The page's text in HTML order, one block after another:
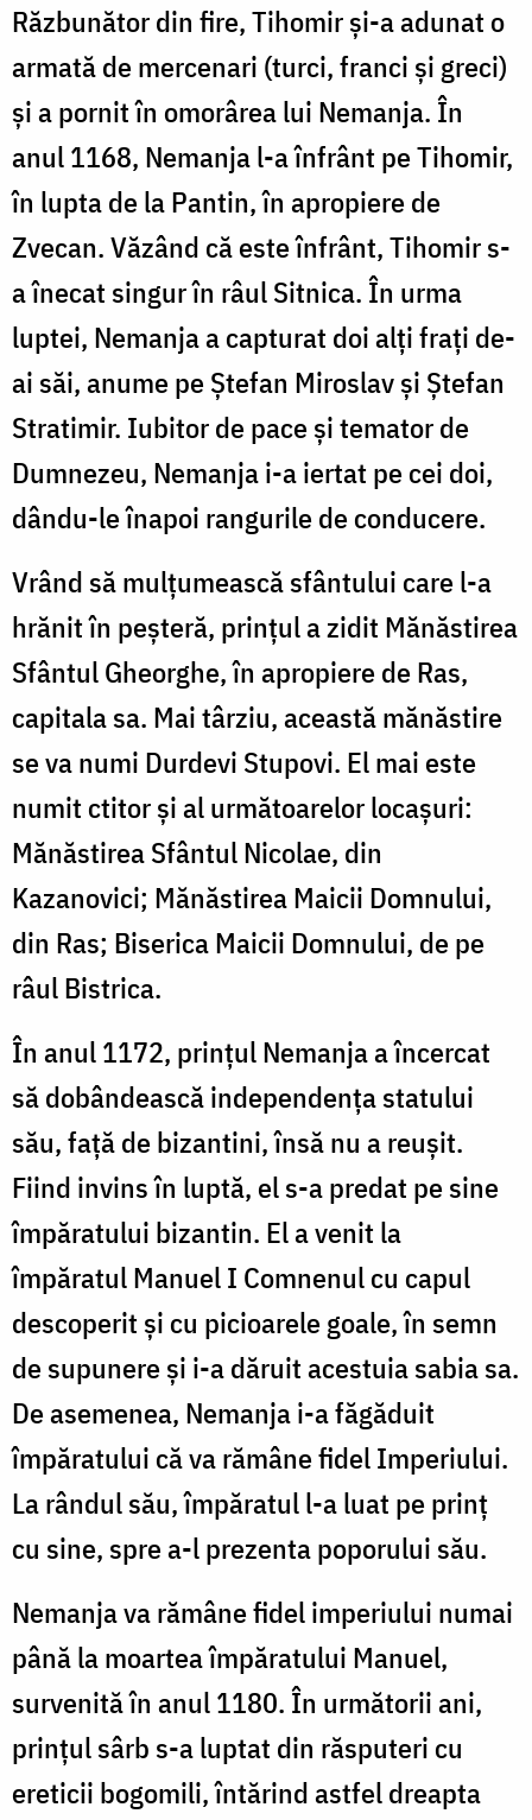
Răzbunător din fire, Tihomir și-a adunat o
armată de mercenari (turci, franci și greci)
și a pornit în omorârea lui Nemanja. În
anul 1168, Nemanja l-a înfrânt pe Tihomir,
în lupta de la Pantin, în apropiere de
Zvecan. Văzând că este înfrânt, Tihomir s-
a înecat singur în râul Sitnica. În urma
luptei, Nemanja a capturat doi alți frați de-
ai săi, anume pe Ștefan Miroslav și Ștefan
Stratimir. Iubitor de pace și temator de
Dumnezeu, Nemanja i-a iertat pe cei doi,
dându-le înapoi rangurile de conducere.
Vrând să mulțumească sfântului care l-a
hrănit în peșteră, prințul a zidit Mănăstirea
Sfântul Gheorghe, în apropiere de Ras,
capitala sa. Mai târziu, această mănăstire
se va numi Durdevi Stupovi. El mai este
numit ctitor și al următoarelor locașuri:
Mănăstirea Sfântul Nicolae, din
Kazanovici; Mănăstirea Maicii Domnului,
din Ras; Biserica Maicii Domnului, de pe
râul Bistrica.
În anul 1172, prințul Nemanja a încercat
să dobândească independența statului
său, față de bizantini, însă nu a reușit.
Fiind invins în luptă, el s-a predat pe sine
împăratului bizantin. El a venit la
împăratul Manuel I Comnenul cu capul
descoperit și cu picioarele goale, în semn
de supunere și i-a dăruit acestuia sabia sa.
De asemenea, Nemanja i-a făgăduit
împăratului că va rămâne fidel Imperiului.
La rândul său, împăratul l-a luat pe prinț
cu sine, spre a-l prezenta poporului său.
Nemanja va rămâne fidel imperiului numai
până la moartea împăratului Manuel,
survenită în anul 1180. În următorii ani,
prințul sârb s-a luptat din răsputeri cu
ereticii bogomili, întărind astfel dreapta